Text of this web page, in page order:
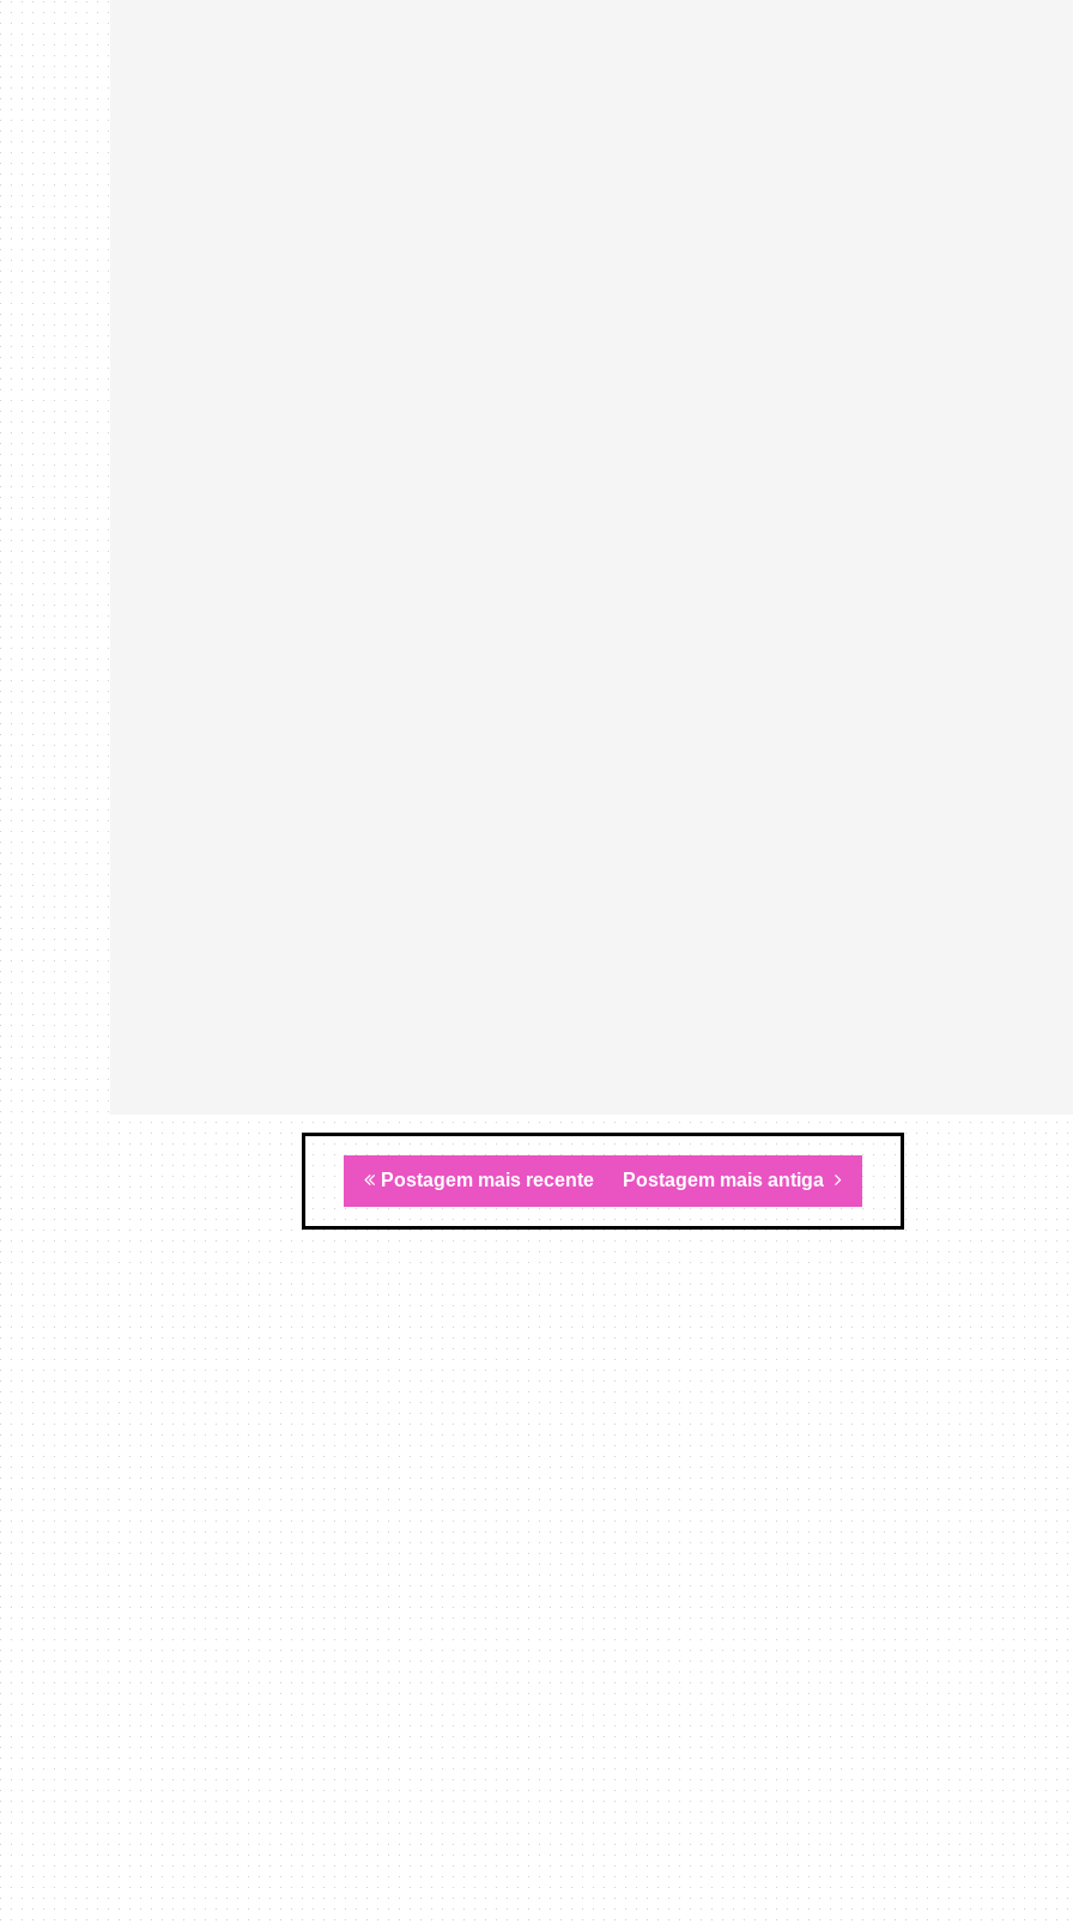
Postagem mais recente Postagem mais antiga